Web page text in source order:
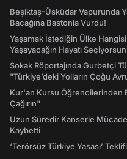
Beşiktaş-Üsküdar Vapurunda
Bacağına Bastonla Vurdu!
Yaşamak İstediğin Ülke
Yaşayacağın Hayatı
Sokak Röportajında Gurbetçi
"Türkiye’deki Yolların Çoğu
Kur'an Kursu Öğrencilerinden
Çağırın"
Uzun Süredir Kanserle
Kaybetti
‘Terörsüz Türkiye Yasası’